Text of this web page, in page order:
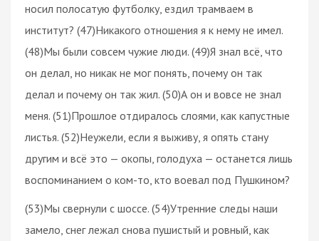
носил полосатую футболку, ездил трамваем в
институт? (47)Никакого отношения я к нему не имел.
(48)Мы были совсем чужие люди. (49)Я знал всё, что
он делал, но никак не мог понять, почему он так
делал и почему он так жил. (50)А он и вовсе не знал
меня. (51)Прошлое отдиралось слоями, как капустные
листья. (52)Неужели, если я выживу, я опять стану
другим и всё это — окопы, голодуха — останется лишь
воспоминанием о ком-то, кто воевал под Пушкином?
(53)Мы свернули с шоссе. (54)Утренние следы наши
замело, снег лежал снова пушистый и ровный, как